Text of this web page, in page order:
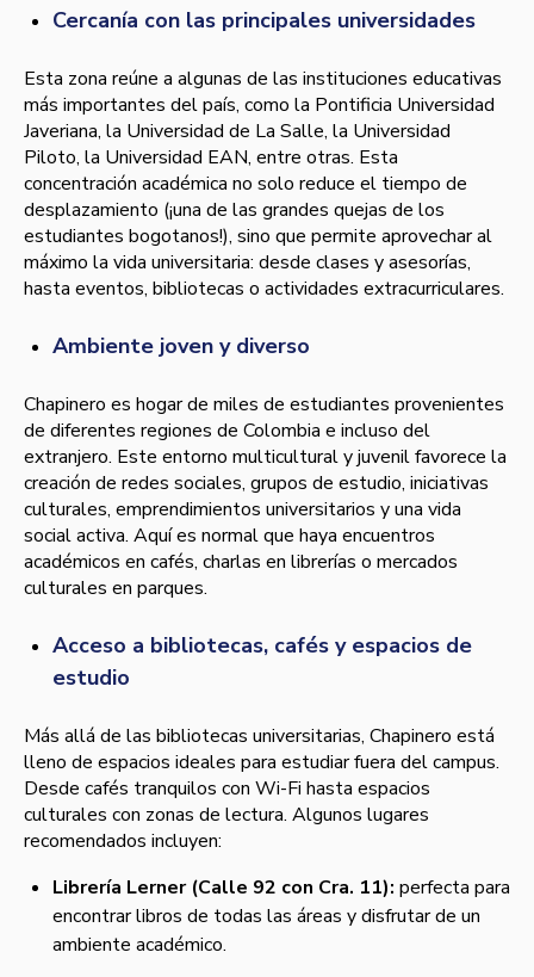
Cercanía con las principales universidades
Esta zona reúne a algunas de las instituciones educativas
más importantes del país, como la Pontificia Universidad
Javeriana, la Universidad de La Salle, la Universidad
Piloto, la Universidad EAN, entre otras. Esta
concentración académica no solo reduce el tiempo de
desplazamiento (¡una de las grandes quejas de los
estudiantes bogotanos!), sino que permite aprovechar al
máximo la vida universitaria: desde clases y asesorías,
hasta eventos, bibliotecas o actividades extracurriculares.
Ambiente joven y diverso
Chapinero es hogar de miles de estudiantes provenientes
de diferentes regiones de Colombia e incluso del
extranjero. Este entorno multicultural y juvenil favorece la
creación de redes sociales, grupos de estudio, iniciativas
culturales, emprendimientos universitarios y una vida
social activa. Aquí es normal que haya encuentros
académicos en cafés, charlas en librerías o mercados
culturales en parques.
Acceso a bibliotecas, cafés y espacios de
estudio
Más allá de las bibliotecas universitarias, Chapinero está
lleno de espacios ideales para estudiar fuera del campus.
Desde cafés tranquilos con Wi-Fi hasta espacios
culturales con zonas de lectura. Algunos lugares
recomendados incluyen:
Librería Lerner (Calle 92 con Cra. 11): perfecta para
encontrar libros de todas las áreas y disfrutar de un
ambiente académico.